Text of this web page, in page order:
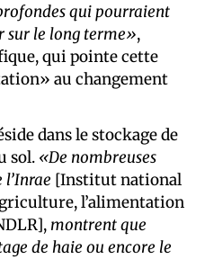
qui pourraient
sur le long terme»,
qui pointe cette
au changement
dans le stockage de
sol. «De nombreuses
[Institut national
l’alimentation
montrent que
de haie ou encore le